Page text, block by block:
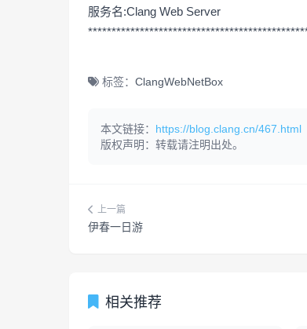
服务名:Clang Web Server
标签： ClangWebNetBox
本文链接： https://blog.clang.cn/467.html
版权声明：转载请注明出处。
上一篇
伊春一日游
相关推荐